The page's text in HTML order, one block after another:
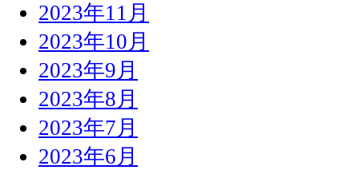
2023年11月
2023年10月
2023年9月
2023年8月
2023年7月
2023年6月